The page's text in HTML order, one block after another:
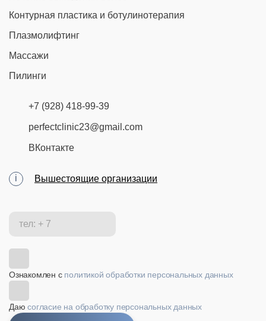
Контурная пластика и ботулинотерапия
Плазмолифтинг
Массажи
Пилинги
+7 (928) 418-99-39
perfectclinic23@gmail.com
ВКонтакте
Вышестоящие организации
Ознакомлен с политикой обработки персональных данных
Даюсогласие на обработку персональных данных